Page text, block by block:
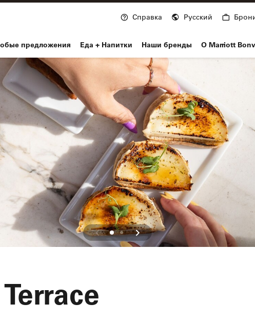
Справка Русский
предложения Еда + Напитки Наши бренды О Marriott